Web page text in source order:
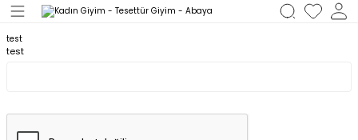
Geri Dön
test
test